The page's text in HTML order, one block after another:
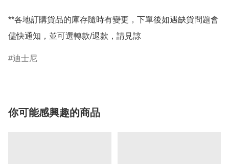
**各地訂購貨品的庫存隨時有變更，下單後如遇缺貨問題會
儘快通知，並可選轉款/退款，請見諒
迪士尼
你可能感興趣的商品